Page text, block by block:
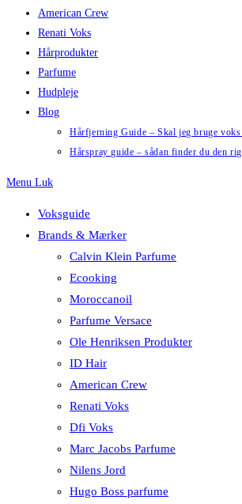
American Crew
Renati Voks
Hårprodukter
Parfume
Hudpleje
Blog
Hårfjerning Guide – Skal jeg bruge voks
Hårspray guide – sådan finder du den
Menu Luk
Voksguide
Brands & Mærker
Calvin Klein Parfume
Ecooking
Moroccanoil
Parfume Versace
Ole Henriksen Produkter
ID Hair
American Crew
Renati Voks
Dfi Voks
Marc Jacobs Parfume
Nilens Jord
Hugo Boss parfume